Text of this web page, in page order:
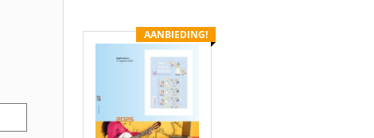
AANBIEDING!